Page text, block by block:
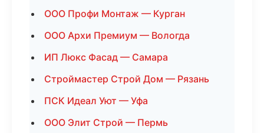
ООО Профи Монтаж — Курган
ООО Архи Премиум — Вологда
ИП Люкс Фасад — Самара
Строймастер Строй Дом — Рязань
ПСК Идеал Уют — Уфа
ООО Элит Строй — Пермь